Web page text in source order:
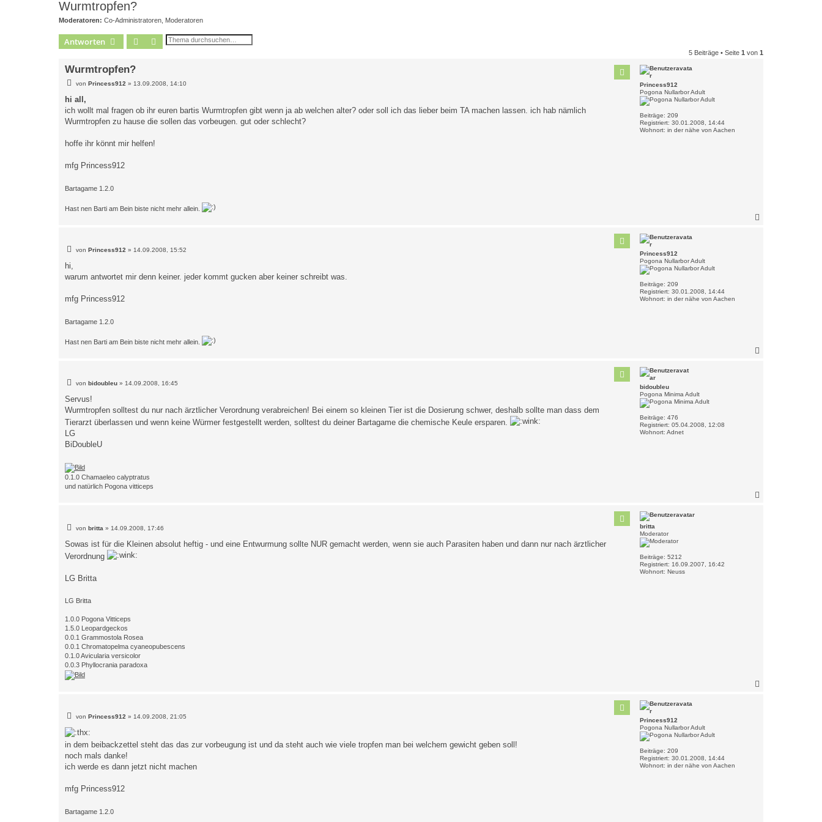
Wurmtropfen?
Moderatoren: Co-Administratoren Moderatoren
Antworten Suche Erweiterte Suche
5 Beiträge • Seite 1 von 1
Princess912
Pogona Nullarbor Adult
Beiträge: 209
Registriert: 30.01.2008, 14:44
Wohnort: in der nähe von Aachen
Wurmtropfen?
B
t
r
g
vonPrincess912 » 13.09.2008, 14:10
hi all,
ich wollt mal fragen ob ihr euren bartis Wurmtropfen gibt wenn ja ab welchen alter? oder soll ich das lieber beim TA machen lassen. ich hab nämlich
Wurmtropfen zu hause die sollen das vorbeugen. gut oder schlecht?
hoffe ihr könnt mir helfen!
mfg Princess912
Bartagame 1.2.0
Hast nen Barti am Bein biste nicht mehr allein.
Princess912
Pogona Nullarbor Adult
Beiträge: 209
Registriert: 30.01.2008, 14:44
Wohnort: in der nähe von Aachen
B
r
vonPrincess912 »14.09.2008, 15:52
hi,
warum antwortet mir denn keiner. jeder kommt gucken aber keiner schreibt was.
mfg Princess912
Bartagame 1.2.0
Hast nen Barti am Bein biste nicht mehr allein.
bidoubleu
Pogona Minima Adult
Beiträge: 476
Registriert: 05.04.2008, 12:08
Wohnort: Adnet
B
i
t
r
g
von bidoubleu »14.09.2008, 16:45
Servus!
Wurmtropfen solltest du nur nach ärztlicher Verordnung verabreichen! Bei einem so kleinen Tier ist die Dosierung schwer, deshalb sollte man dass dem
Tierarzt überlassen und wenn keine Würmer festgestellt werden, solltest du deiner Bartagame die chemische Keule ersparen.
LG
BiDoubleU
0.1.0 Chamaeleo calyptratus
und natürlich Pogona vitticeps
britta
Moderator
Beiträge: 5212
Registriert: 16.09.2007, 16:42
Wohnort: Neuss
B
t
r
vonbritta » 14.09.2008, 17:46
Sowas ist für die Kleinen absolut heftig - und eine Entwurmung sollte NUR gemacht werden, wenn sie auch Parasiten haben und dann nur nach ärztlicher
Verordnung
LG Britta
LG Britta
1.0.0 Pogona Vitticeps
1.5.0 Leopardgeckos
0.0.1 Grammostola Rosea
0.0.1 Chromatopelma cyaneopubescens
0.1.0 Avicularia versicolor
0.0.3 Phyllocrania paradoxa
Princess912
Pogona Nullarbor Adult
Beiträge: 209
Registriert: 30.01.2008, 14:44
Wohnort: in der nähe von Aachen
B
i
t
r
g
vonPrincess912 » 14.09.2008, 21:05
in dem beibackzettel steht das das zur vorbeugung ist und da steht auch wie viele tropfen man bei welchem gewicht geben soll!
noch mals danke!
ich werde es dann jetzt nicht machen
mfg Princess912
Bartagame 1.2.0